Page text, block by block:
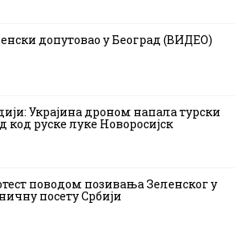
допутовао у Београд (ВИДЕО)
Украјина дроном напала турски
код руске луке Новоросијск
поводом позивања Зеленског у
посету Србији